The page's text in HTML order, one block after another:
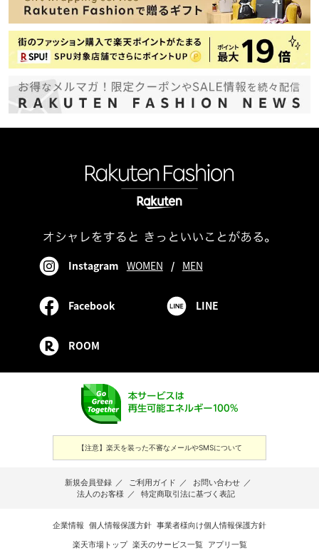
Instagram WOMEN / MEN
Facebook LINE
ROOM
【注意】楽天を装った不審なメールやSMSについて
新規会員登録 ／ ご利用ガイド ／ お問い合わせ ／
法人のお客様 ／ 特定商取引法に基づく表記
企業情報 個人情報保護方針 事業者様向け個人情報保護方針
楽天市場トップ 楽天のサービス一覧 アプリ一覧